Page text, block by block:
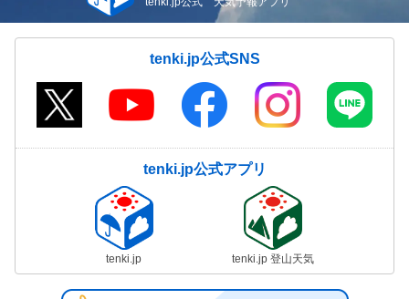
tenki.jp公式SNS
tenki.jp公式アプリ
tenki.jp tenki.jp 登山天気